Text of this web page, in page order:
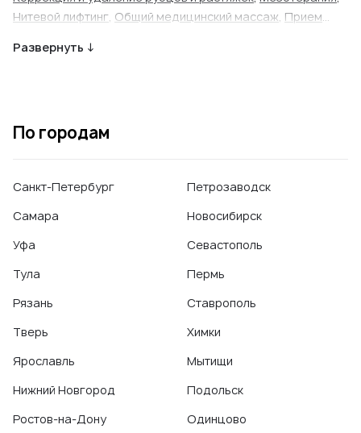
Нитевой лифтинг, Общий медицинский массаж, Прием
Развернуть ↓
По городам
Санкт-Петербург
Самара
Уфа
Тула
Рязань
Тверь
Ярославль
Нижний Новгород
Ростов-на-Дону
Петрозаводск
Новосибирск
Севастополь
Пермь
Ставрополь
Химки
Мытищи
Подольск
Одинцово